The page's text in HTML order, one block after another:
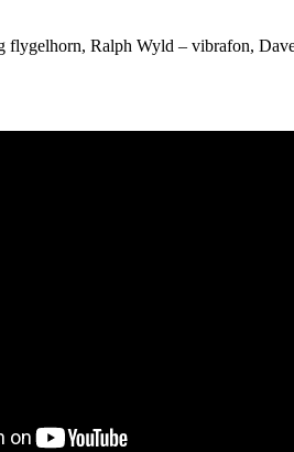
flygelhorn, Ralph Wyld – vibrafon,